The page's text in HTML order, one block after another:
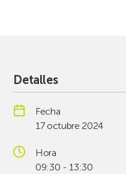
Detalles
Fecha
17 octubre 2024
Hora
09:30 - 13:30